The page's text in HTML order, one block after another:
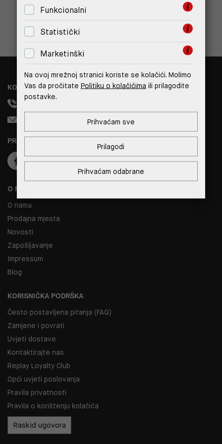
O NAMA
O nama
Prodajna mjesta
Novosti
Zapošljavanje
Impressum
Blog
KORISNIČKA PODRŠKA
Često postavljena pitanja (FAQ)
Zamjene i povrati
Uvjeti dostave
Kontaktirajte nas
Replay Loyalty Club
Opći uvjeti poslovanja
Pravila privatnosti
Pravila o korištenju kolačića
Raskid ugovora
PRATITE NAS
KONTAKT
+385 99 308 1833
Funkcionalni
Statistički
Marketinški
Na ovoj mrežnoj stranici koriste se kolačići. Molimo
Vas da pročitate Politiku o kolačićima ili prilagodite
postavke.
Prihvaćam odabrane
Prilagodi
Prihvaćam sve